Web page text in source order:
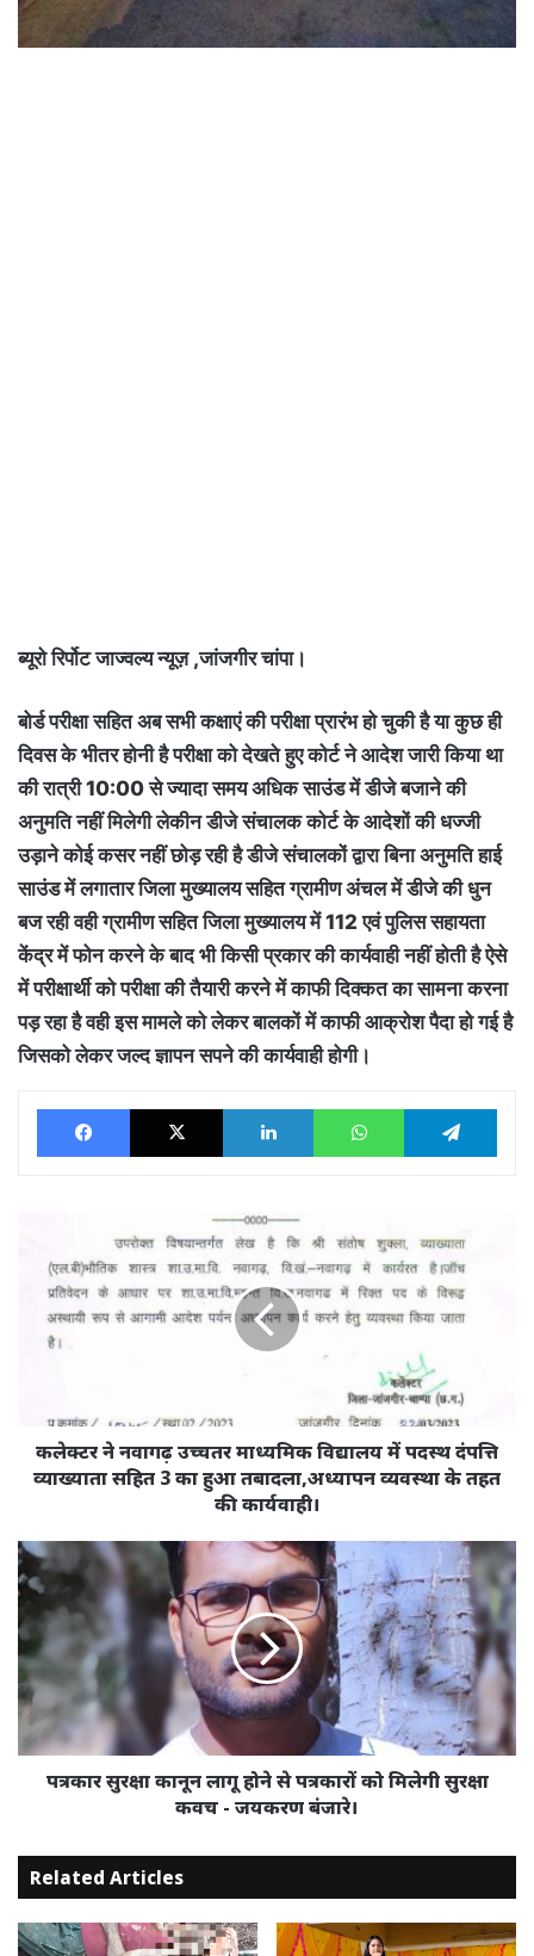
ब्यूरो रिर्पोट जाज्वल्य न्यूज़ ,जांजगीर चांपा।
बोर्ड परीक्षा सहित अब सभी कक्षाएं की परीक्षा प्रारंभ हो चुकी है या कुछ ही
दिवस के भीतर होनी है परीक्षा को देखते हुए कोर्ट ने आदेश जारी किया था
की रात्री 10:00 से ज्यादा समय अधिक साउंड में डीजे बजाने की
अनुमति नहीं मिलेगी लेकीन डीजे संचालक कोर्ट के आदेशों की धज्जी
उड़ाने कोई कसर नहीं छोड़ रही है डीजे संचालकों द्वारा बिना अनुमति हाई
साउंड में लगातार जिला मुख्यालय सहित ग्रामीण अंचल में डीजे की धुन
बज रही वही ग्रामीण सहित जिला मुख्यालय में 112 एवं पुलिस सहायता
केंद्र में फोन करने के बाद भी किसी प्रकार की कार्यवाही नहीं होती है ऐसे
में परीक्षार्थी को परीक्षा की तैयारी करने में काफी दिक्कत का सामना करना
पड़ रहा है वही इस मामले को लेकर बालकों में काफी आक्रोश पैदा हो गई है
जिसको लेकर जल्द ज्ञापन सपने की कार्यवाही होगी।
Facebook X LinkedIn WhatsApp
नवागढ़
उच्चतर
माध्यमिक
विद्यालय
व्याख्याता
सहित
हुआ
तबादला,अध्यापन
व्यवस्था
के
तहत
की
कार्यवाही।
कलेक्टर ने नवागढ़ उच्चतर माध्यमिक विद्यालय में पदस्थ दंपत्ति
व्याख्याता सहित 3 का हुआ तबादला,अध्यापन व्यवस्था के तहत
की कार्यवाही।
पत्रकार
सुरक्षा
कानून
लागू
होने
पत्रकारों
को
मिलेगी
सुरक्षा
जयकरण
बंजारे।
पत्रकार सुरक्षा कानून लागू होने से पत्रकारों को मिलेगी सुरक्षा
कवच - जयकरण बंजारे।
Related Articles